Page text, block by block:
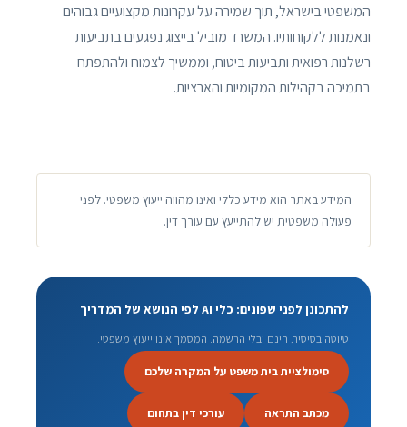
המשפטי בישראל, תוך שמירה על עקרונות מקצועיים גבוהים
ונאמנות ללקוחותיו. המשרד מוביל בייצוג נפגעים בתביעות
רשלנות רפואית ותביעות ביטוח, וממשיך לצמוח ולהתפתח
בתמיכה בקהילות המקומיות והארציות.
המידע באתר הוא מידע כללי ואינו מהווה ייעוץ משפטי. לפני
פעולה משפטית יש להתייעץ עם עורך דין.
להתכונן לפני שפונים: כלי AI לפי הנושא של המדריך
טיוטה בסיסית חינם ובלי הרשמה. המסמך אינו ייעוץ משפטי.
סימולציית בית משפט על המקרה שלכם
מכתב התראה עורכי דין בתחום